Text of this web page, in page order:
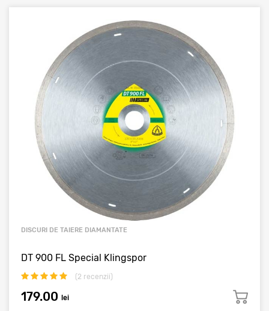
DISCURI DE TAIERE DIAMANTATE
DT 900 FL Special Klingspor
(2 recenzii)
179.00 lei